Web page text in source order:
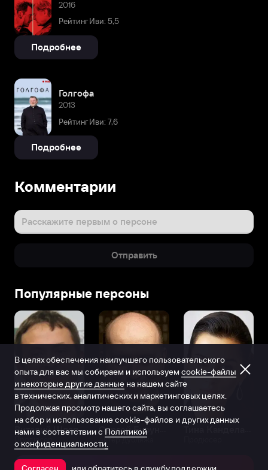
2016
Рейтинг Иви: 5,5
Подробнее
Голгофа
2013
Рейтинг Иви: 7,6
Подробнее
Комментарии
Расскажите первым о персоне
Отправить
Популярные персоны
Виталий Шляппо
Продюсер Актёр дубляжа
В целях обеспечения наилучшего пользовательского
опыта для вас мы собираем и используем cookie-файлы
и некоторые другие данные на нашем сайте
в технических, аналитических и маркетинговых целях.
Продолжая просмотр нашего сайта, вы соглашаетесь
на сбор и использование cookie-файлов и других данных
нами в соответствии с Политикой
о конфиденциальности.